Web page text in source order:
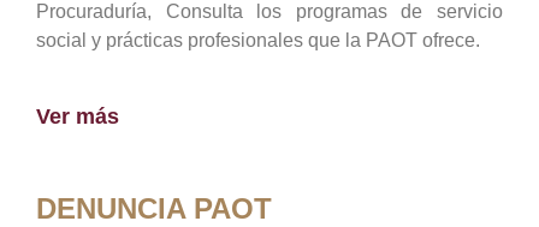
Procuraduría, Consulta los programas de servicio
social y prácticas profesionales que la PAOT ofrece.
Ver más
DENUNCIA PAOT